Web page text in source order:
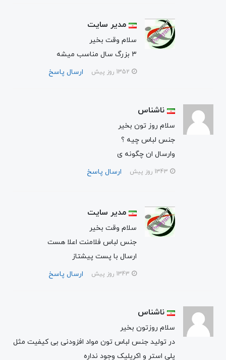
مدیر سایت
سلام وقت بخیر
۳ بزرگ سال مناسب میشه
ارسال پاسخ
ناشناس
سلام روز تون بخیر
جنس لباس چیه ؟
وارسال ان چگونه ی
ارسال پاسخ
مدیر سایت
سلام وقت بخیر
جنس لباس فلامنت اعلا هست
ارسال با پست پیشتاز
ارسال پاسخ
ناشناس
سلام روزتون بخیر
در تولید جنس لباس تون مواد افزودنی بی کیفیت مثل
پلی استر و اکریلیک وجود نداره